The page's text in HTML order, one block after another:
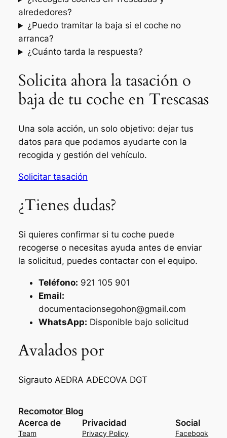
alrededores?
¿Puedo tramitar la baja si el coche no
arranca?
¿Cuánto tarda la respuesta?
Solicita ahora la tasación o
baja de tu coche en Trescasas
Una sola acción, un solo objetivo: dejar tus
datos para que podamos ayudarte con la
recogida y gestión del vehículo.
Solicitar tasación
¿Tienes dudas?
Si quieres confirmar si tu coche puede
recogerse o necesitas ayuda antes de enviar
la solicitud, puedes contactar con el equipo.
Teléfono: 921 105 901
Email:
documentacionsegohon@gmail.com
WhatsApp: Disponible bajo solicitud
Avalados por
Sigrauto AEDRA ADECOVA DGT
Recomotor Blog
Acerca de
Team
Privacidad
Privacy Policy
Social
Facebook